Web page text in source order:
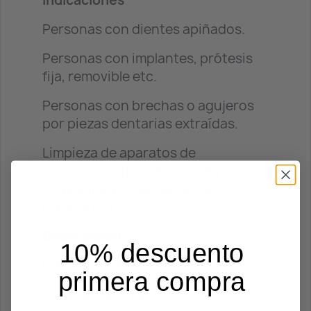
Personas con dientes apiñados.
Personas con implantes, prótesis
fija, removible etc.
Personas con brechas o agujeros
por piezas dentarias extraídas.
Limpieza de aparatos de
Cepillo de uso diario.
Cabezal redondo.
10% descuento
primera compra